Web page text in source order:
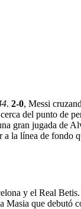
. 2-0, Messi
del punto de
gran jugada de
a la línea de fondo
y el Real
que debutó